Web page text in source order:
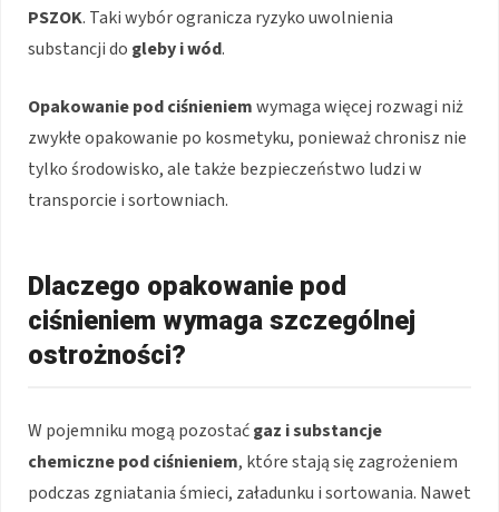
PSZOK. Taki wybór ogranicza ryzyko uwolnienia
substancji do gleby i wód.
Opakowanie pod ciśnieniemwymaga więcej rozwagi niż
zwykłe opakowanie po kosmetyku, ponieważ chronisz nie
tylko środowisko, ale także bezpieczeństwo ludzi w
transporcie i sortowniach.
Dlaczego opakowanie pod
ciśnieniem wymaga szczególnej
ostrożności?
W pojemniku mogą pozostaćgaz i substancje
chemiczne pod ciśnieniem, które stają się zagrożeniem
podczas zgniatania śmieci, załadunku i sortowania. Nawet